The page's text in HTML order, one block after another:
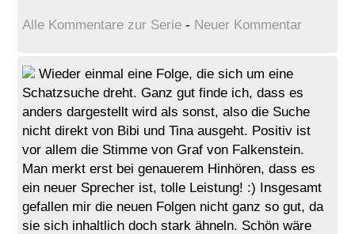
Alle Kommentare zur Serie - Neuer Kommentar
Wieder einmal eine Folge, die sich um eine
Schatzsuche dreht. Ganz gut finde ich, dass es
anders dargestellt wird als sonst, also die Suche
nicht direkt von Bibi und Tina ausgeht. Positiv ist
vor allem die Stimme von Graf von Falkenstein.
Man merkt erst bei genauerem Hinhören, dass es
ein neuer Sprecher ist, tolle Leistung! :) Insgesamt
gefallen mir die neuen Folgen nicht ganz so gut, da
sie sich inhaltlich doch stark ähneln. Schön wäre